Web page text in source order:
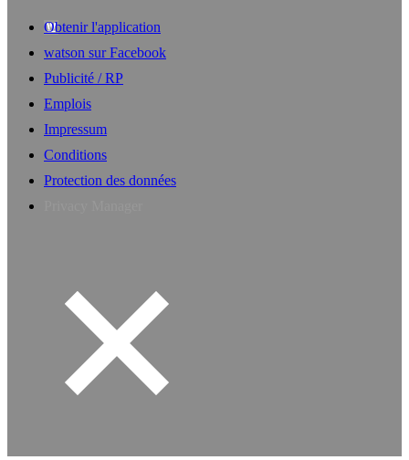
Obtenir l'application
watson sur Facebook
Publicité / RP
Emplois
Impressum
Conditions
Protection des données